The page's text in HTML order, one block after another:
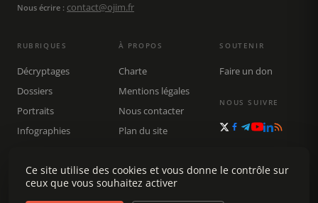
Nous écrire : contact@ojim.fr
RUBRIQUES
Décryptages
Dossiers
Portraits
Infographies
Rechercher
À PROPOS
Charte
Mentions légales
Nous contacter
Plan du site
SOUTENIR
Faire un don
NOUS SUIVRE
Ce site utilise des cookies et vous donne le contrôle sur
ceux que vous souhaitez activer